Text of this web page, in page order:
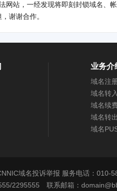
网站，一经发现将即刻封锁域名、
谢谢合作。
业务介
域名注
域名转入
域名续
域名转出
域名
域名投诉举报 服务电话：010-
2295555 联系邮箱：